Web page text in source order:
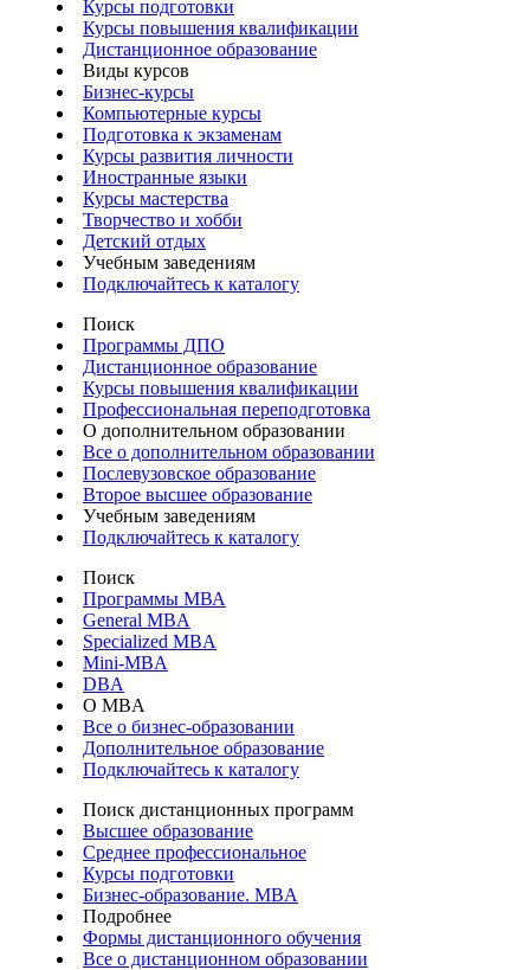
Курсы подготовки
Курсы повышения квалификации
Дистанционное образование
Виды курсов
Бизнес-курсы
Компьютерные курсы
Подготовка к экзаменам
Курсы развития личности
Иностранные языки
Курсы мастерства
Творчество и хобби
Детский отдых
Учебным заведениям
Подключайтесь к каталогу
Поиск
Программы ДПО
Дистанционное образование
Курсы повышения квалификации
Профессиональная переподготовка
О дополнительном образовании
Все о дополнительном образовании
Послевузовское образование
Второе высшее образование
Учебным заведениям
Подключайтесь к каталогу
Поиск
Программы МВА
General MBA
Specialized MBA
Mini-MBA
DBA
О MBA
Все о бизнес-образовании
Дополнительное образование
Подключайтесь к каталогу
Поиск дистанционных программ
Высшее образование
Среднее профессиональное
Курсы подготовки
Бизнес-образование. MBA
Подробнее
Формы дистанционного обучения
Все о дистанционном образовании